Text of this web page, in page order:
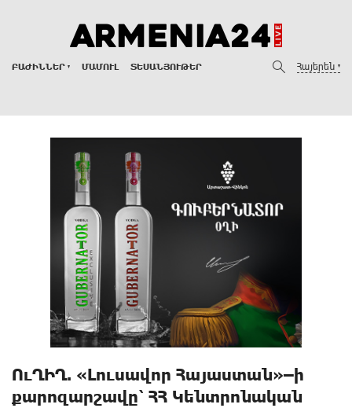
ԲԱԺԻՆՆԵՐ ՄԱՄՈՒԼ ՏԵՍԱՆՅՈՒԹԵՐ Հայերեն
ՈւՂԻՂ. «Լուսավոր Հայաստան»–ի
քարոզարշավը՝ ՀՀ Կենտրոնական